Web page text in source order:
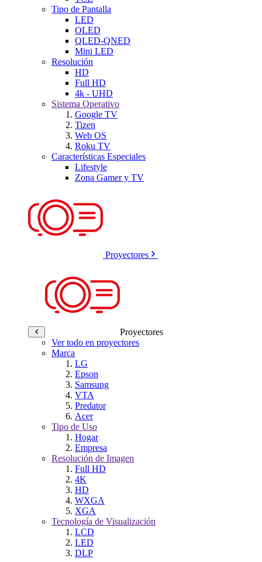
Tipo de Pantalla
LED
OLED
QLED-QNED
Mini LED
Resolución
HD
Full HD
4k - UHD
Sistema Operativo
Google TV
Tizen
Web OS
Roku TV
Características Especiales
Lifestyle
Zona Gamer y TV
Proyectores
Proyectores
Ver todo en proyectores
Marca
LG
Epson
Samsung
VTA
Predator
Acer
Tipo de Uso
Hogar
Empresa
Resolución de Imagen
Full HD
4K
HD
WXGA
XGA
Tecnología de Visualización
LCD
LED
DLP